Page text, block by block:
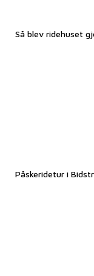
Så blev ridehuset
Påskeridetur i